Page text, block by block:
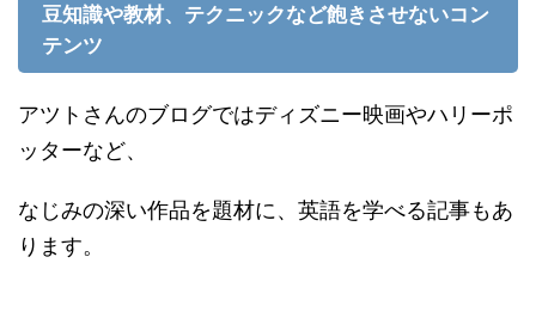
豆知識や教材、テクニックなど飽きさせないコン
テンツ
アツトさんのブログではディズニー映画やハリーポ
ッターなど、
なじみの深い作品を題材に、英語を学べる記事もあ
ります。